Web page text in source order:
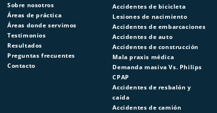
Sobre nosotros
Áreas de práctica
Áreas donde servimos
Testimonios
Resultados
Preguntas frecuentes
Contacto
Accidentes de bicicleta
Lesiones de nacimiento
Accidentes de embarcaciones
Accidentes de auto
Accidentes de construcción
Mala praxis médica
Demanda masiva Vs. Philips
CPAP
Accidentes de resbalón y
caída
Accidentes de camión